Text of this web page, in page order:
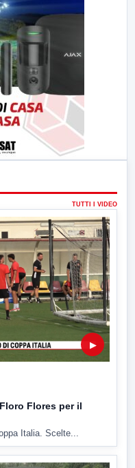
TUTTI I VIDEO
▶
Flores per il
Italia. Scelte...